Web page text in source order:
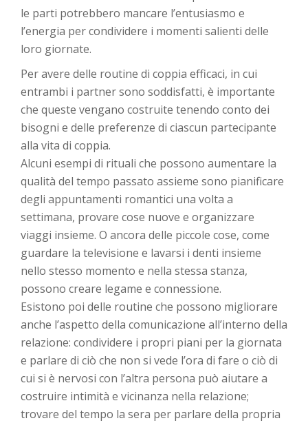
le parti potrebbero mancare l’entusiasmo e
l’energia per condividere i momenti salienti delle
loro giornate.
Per avere delle routine di coppia efficaci, in cui
entrambi i partner sono soddisfatti, è importante
che queste vengano costruite tenendo conto dei
bisogni e delle preferenze di ciascun partecipante
alla vita di coppia.
Alcuni esempi di rituali che possono aumentare la
qualità del tempo passato assieme sono pianificare
degli appuntamenti romantici una volta a
settimana, provare cose nuove e organizzare
viaggi insieme. O ancora delle piccole cose, come
guardare la televisione e lavarsi i denti insieme
nello stesso momento e nella stessa stanza,
possono creare legame e connessione.
Esistono poi delle routine che possono migliorare
anche l’aspetto della comunicazione all’interno della
relazione: condividere i propri piani per la giornata
e parlare di ciò che non si vede l’ora di fare o ciò di
cui si è nervosi con l’altra persona può aiutare a
costruire intimità e vicinanza nella relazione;
trovare del tempo la sera per parlare della propria